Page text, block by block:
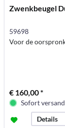
Zwenkbeugel
59698
Voor de
€ 160,00 *
Sofort
Details